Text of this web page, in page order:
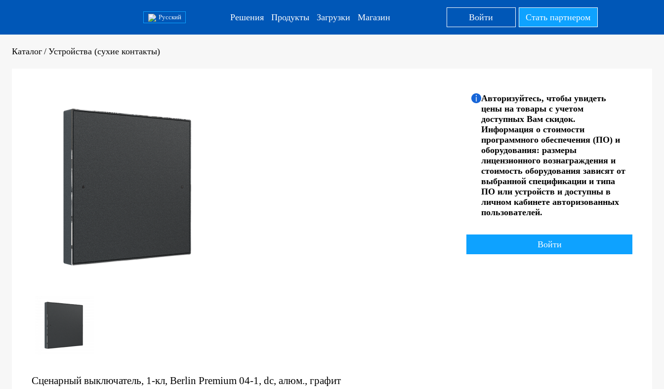
Русский Решения Продукты Загрузки Магазин Войти Стать партнером
Каталог / Устройства (сухие контакты)
Сценарный выключатель, 1-кл, Berlin Premium 04-1, dc, алюм., графит
Авторизуйтесь, чтобы увидеть
цены на товары с учетом
доступных Вам скидок.
Информация о стоимости
программного обеспечения (ПО) и
оборудования: размеры
лицензионного вознаграждения и
стоимость оборудования зависят от
выбранной спецификации и типа
ПО или устройств и доступны в
личном кабинете авторизованных
пользователей.
Войти